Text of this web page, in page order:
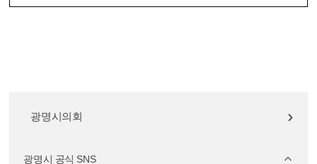
광명시의회
광명시 공식 SNS